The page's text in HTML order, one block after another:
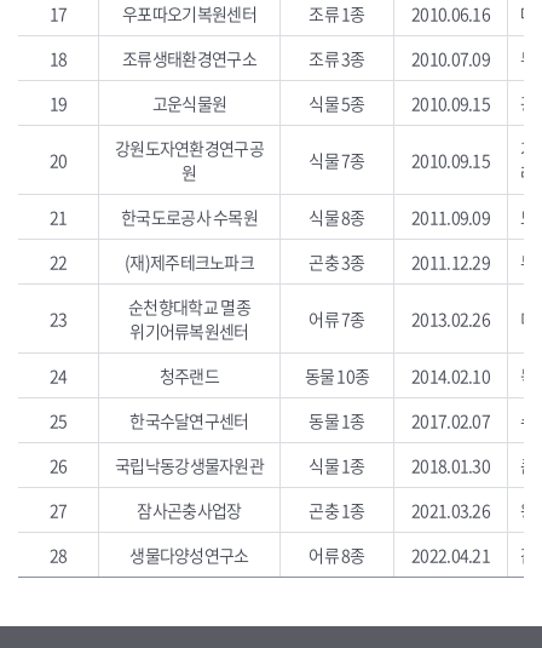
17
우포따오기복원센터 조류 1종 2010.06.16
따
18
조류생태환경연구소 조류 3종 2010.07.09
두
19
고운식물원 식물 5종 2010.09.15 광
20
강원도자연환경연구공
원
식물 7종 2010.09.15
가
레
21
한국도로공사 수목원 식물 8종 2011.09.09
노
22
(재)제주테크노파크 곤충 3종 2011.12.29 두
23
순천향대학교 멸종
위기어류복원센터
어류 7종 2013.02.26 미
24 청주랜드 동물 10종 2014.02.10
늑
25
한국수달연구센터 동물 1종 2017.02.07
수
26
국립낙동강생물자원관 식물 1종 2018.01.30
큰
27
잠사곤충사업장 곤충 1종 2021.03.26
왕
28
생물다양성연구소 어류 8종 2022.04.21 감